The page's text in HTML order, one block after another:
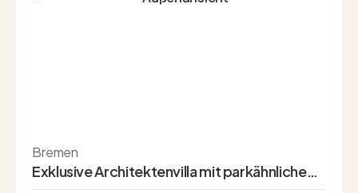
Bremen
Exklusive Architektenvilla mit parkähnlichem